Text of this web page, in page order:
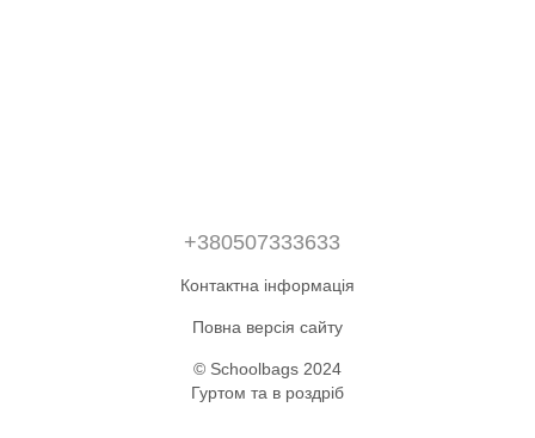
+380507333633
Контактна інформація
Повна версія сайту
© Schoolbags 2024
Гуртом та в роздріб